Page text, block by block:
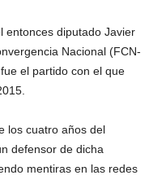
entonces diputado Javier
Nacional (FCN-
el partido con el que
los cuatro años del
defensor de dicha
mentiras en las redes